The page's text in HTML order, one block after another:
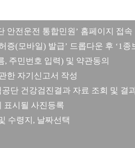
안전운전 통합민원’ 홈페이지 접속
증(모바일) 발급’ 드롭다운 후 ‘1종
, 주민번호 입력) 및 약관동의
한 자기신고서 작성
단 건강검진결과 자료 조회 및 결
표시될 사진등록
수령지, 날짜선택